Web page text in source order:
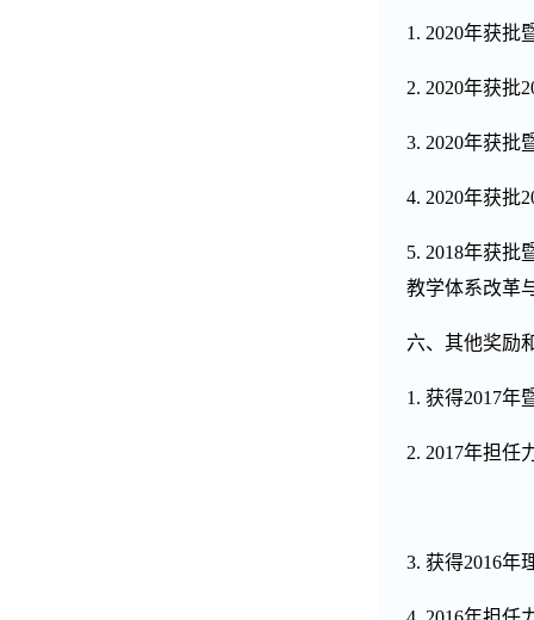
1. 2020年获批
2. 2020年获批
3. 2020年获批
4. 2020年获批
5. 2018年获批
教学体系改革
六、其他奖励
1. 获得2017年
2. 2017年担任
3. 获得2016年